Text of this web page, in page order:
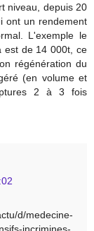
niveau, depuis 20
ont un rendement
L'exemple le
est de 14 000t, ce
régénération du
(en volume et
2 à 3 fois
d/medecine-